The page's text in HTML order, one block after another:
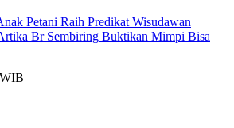
Petani Raih Predikat Wisudawan
Br Sembiring Buktikan Mimpi Bisa